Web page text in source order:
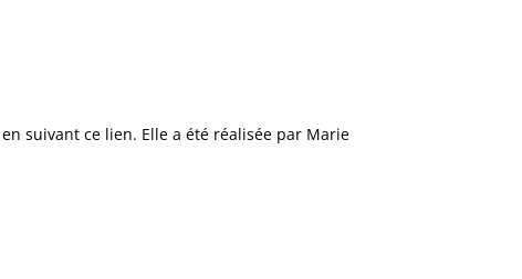
suivant ce lien. Elle a été réalisée par Marie